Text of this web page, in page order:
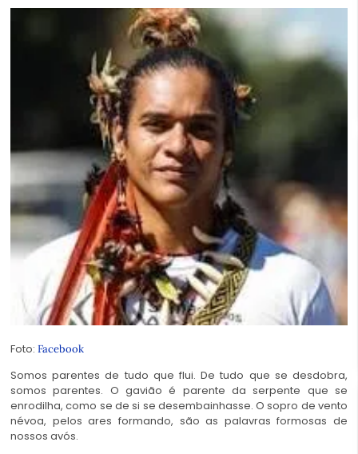
Foto: Facebook
Somos parentes de tudo que flui. De tudo que se desdobra,
somos parentes. O gavião é parente da serpente que se
enrodilha, como se de si se desembainhasse. O sopro de vento
névoa, pelos ares formando, são as palavras formosas de
nossos avós.